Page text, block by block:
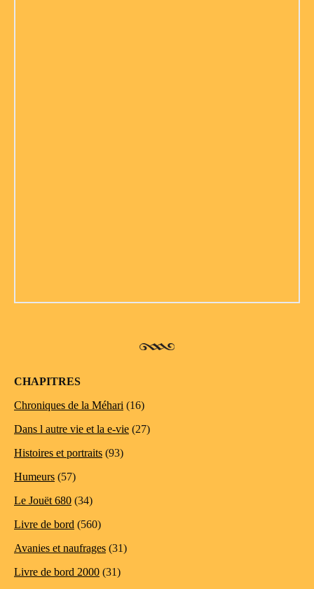
CHAPITRES
Chroniques de la Méhari (16)
Dans l autre vie et la e-vie (27)
Histoires et portraits (93)
Humeurs (57)
Le Jouët 680 (34)
Livre de bord (560)
Avanies et naufrages (31)
Livre de bord 2000 (31)